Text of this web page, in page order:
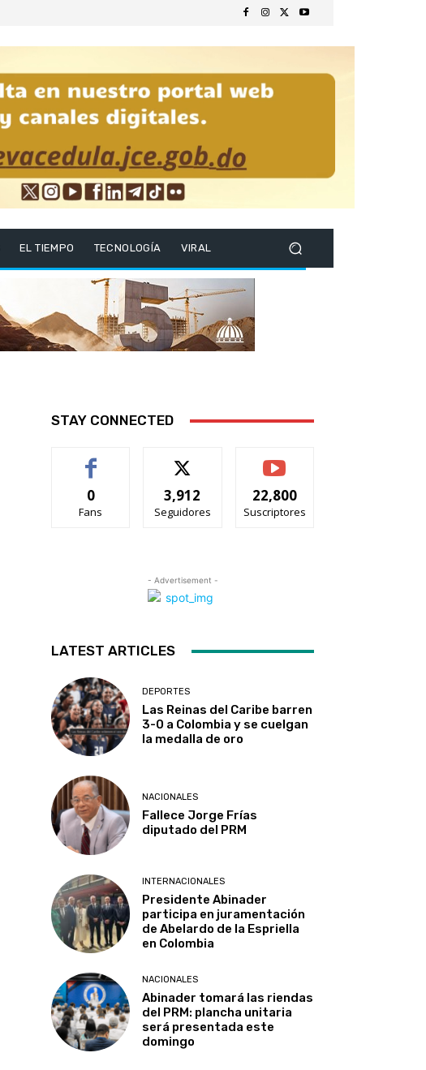
EL TIEMPO TECNOLOGÍA VIRAL
STAY CONNECTED
0
Fans
3,912
Seguidores
22,800
Suscriptores
- Advertisement -
LATEST ARTICLES
DEPORTES
Las Reinas del Caribe barren
3-0 a Colombia y se cuelgan
la medalla de oro
NACIONALES
Fallece Jorge Frías
diputado del PRM
INTERNACIONALES
Presidente Abinader
participa en juramentación
de Abelardo de la Espriella
en Colombia
NACIONALES
Abinader tomará las riendas
del PRM: plancha unitaria
será presentada este
domingo